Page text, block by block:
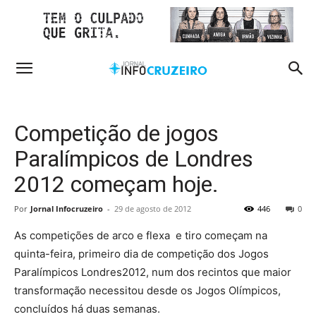
Competição de jogos
Paralímpicos de Londres
2012 começam hoje.
Por Jornal Infocruzeiro - 29 de agosto de 2012 0
446
As competições de arco e flexa e tiro começam na
quinta-feira, primeiro dia de competição dos Jogos
Paralímpicos Londres2012, num dos recintos que maior
transformação necessitou desde os Jogos Olímpicos,
concluídos há duas semanas.